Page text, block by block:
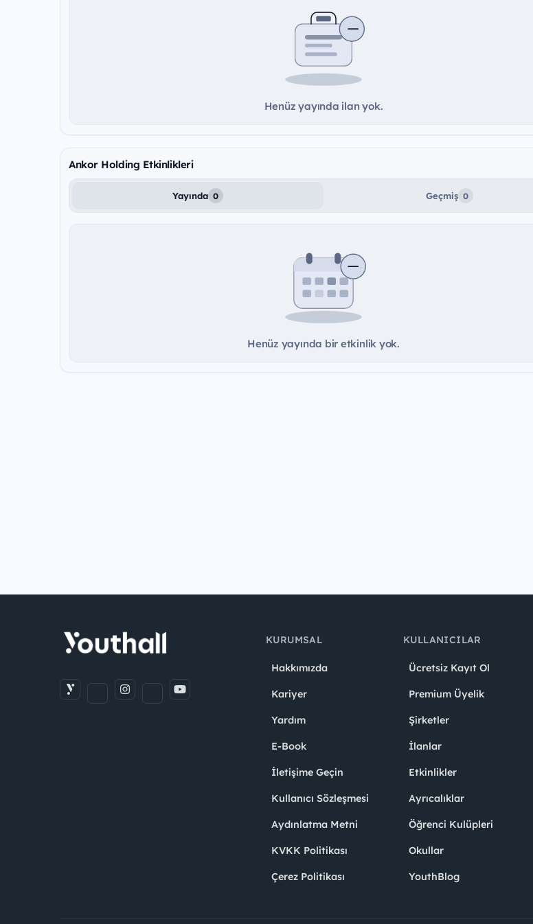
Henüz yayında ilan yok.
Ankor Holding Etkinlikleri
Yayında 0 Geçmiş 0
Henüz yayında bir etkinlik yok.
KURUMSAL
Hakkımızda
Kariyer
Yardım
E-Book
İletişime Geçin
Kullanıcı Sözleşmesi
Aydınlatma Metni
KVKK Politikası
Çerez Politikası
KULLANICILAR
Ücretsiz Kayıt Ol
Premium Üyelik
Şirketler
İlanlar
Etkinlikler
Ayrıcalıklar
Öğrenci Kulüpleri
Okullar
YouthBlog